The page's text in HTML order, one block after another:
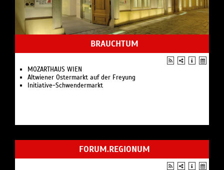
BRAUCHTUM
MOZARTHAUS WIEN
Altwiener Ostermarkt auf der Freyung
Initiative-Schwendermarkt
FORUM.REGIONUM